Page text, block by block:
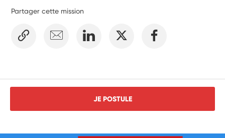
Partager cette mission
JE POSTULE